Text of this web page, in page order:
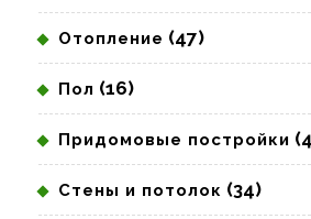
Отопление (47)
Пол (16)
Придомовые постройки
Стены и потолок (34)